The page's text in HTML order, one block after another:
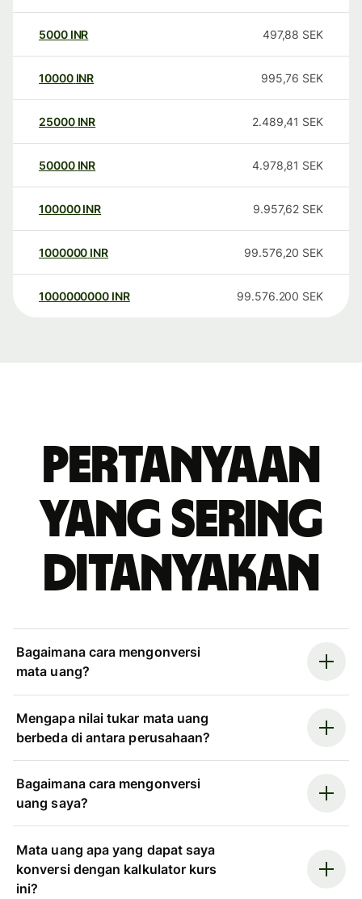
5000 INR 497,88 SEK
10000 INR 995,76 SEK
25000 INR 2.489,41 SEK
50000 INR 4.978,81 SEK
100000 INR 9.957,62 SEK
1000000 INR 99.576,20 SEK
1000000000 INR 99.576.200 SEK
Pertanyaan
yang sering
ditanyakan
Bagaimana cara mengonversi
mata uang?
Mengapa nilai tukar mata uang
berbeda di antara perusahaan?
Bagaimana cara mengonversi
uang saya?
Mata uang apa yang dapat saya
konversi dengan kalkulator kurs
ini?